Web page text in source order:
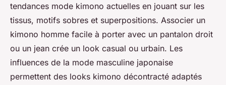
tendances mode kimono actuelles en jouant sur les
tissus, motifs sobres et superpositions. Associer un
kimono homme facile à porter avec un pantalon droit
ou un jean crée un look casual ou urbain. Les
influences de la mode masculine japonaise
permettent des looks kimono décontracté adaptés